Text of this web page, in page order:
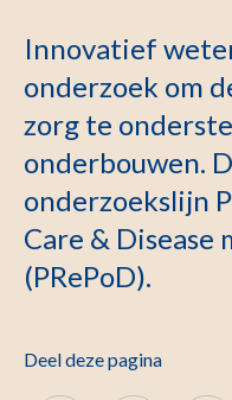
Innovatief
onderzoek om
zorg te
onderbouwen.
onderzoekslijn
Care & Disease
(PRePoD).
Deel deze pagina